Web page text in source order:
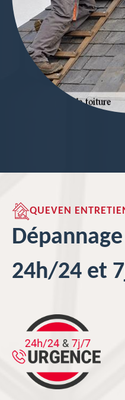
QUEVEN
24h/24 et